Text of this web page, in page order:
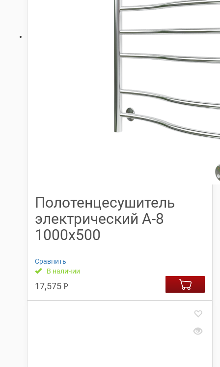
Полотенцесушитель
электрический А-8
1000х500
Сравнить
В наличии
17,575 Р